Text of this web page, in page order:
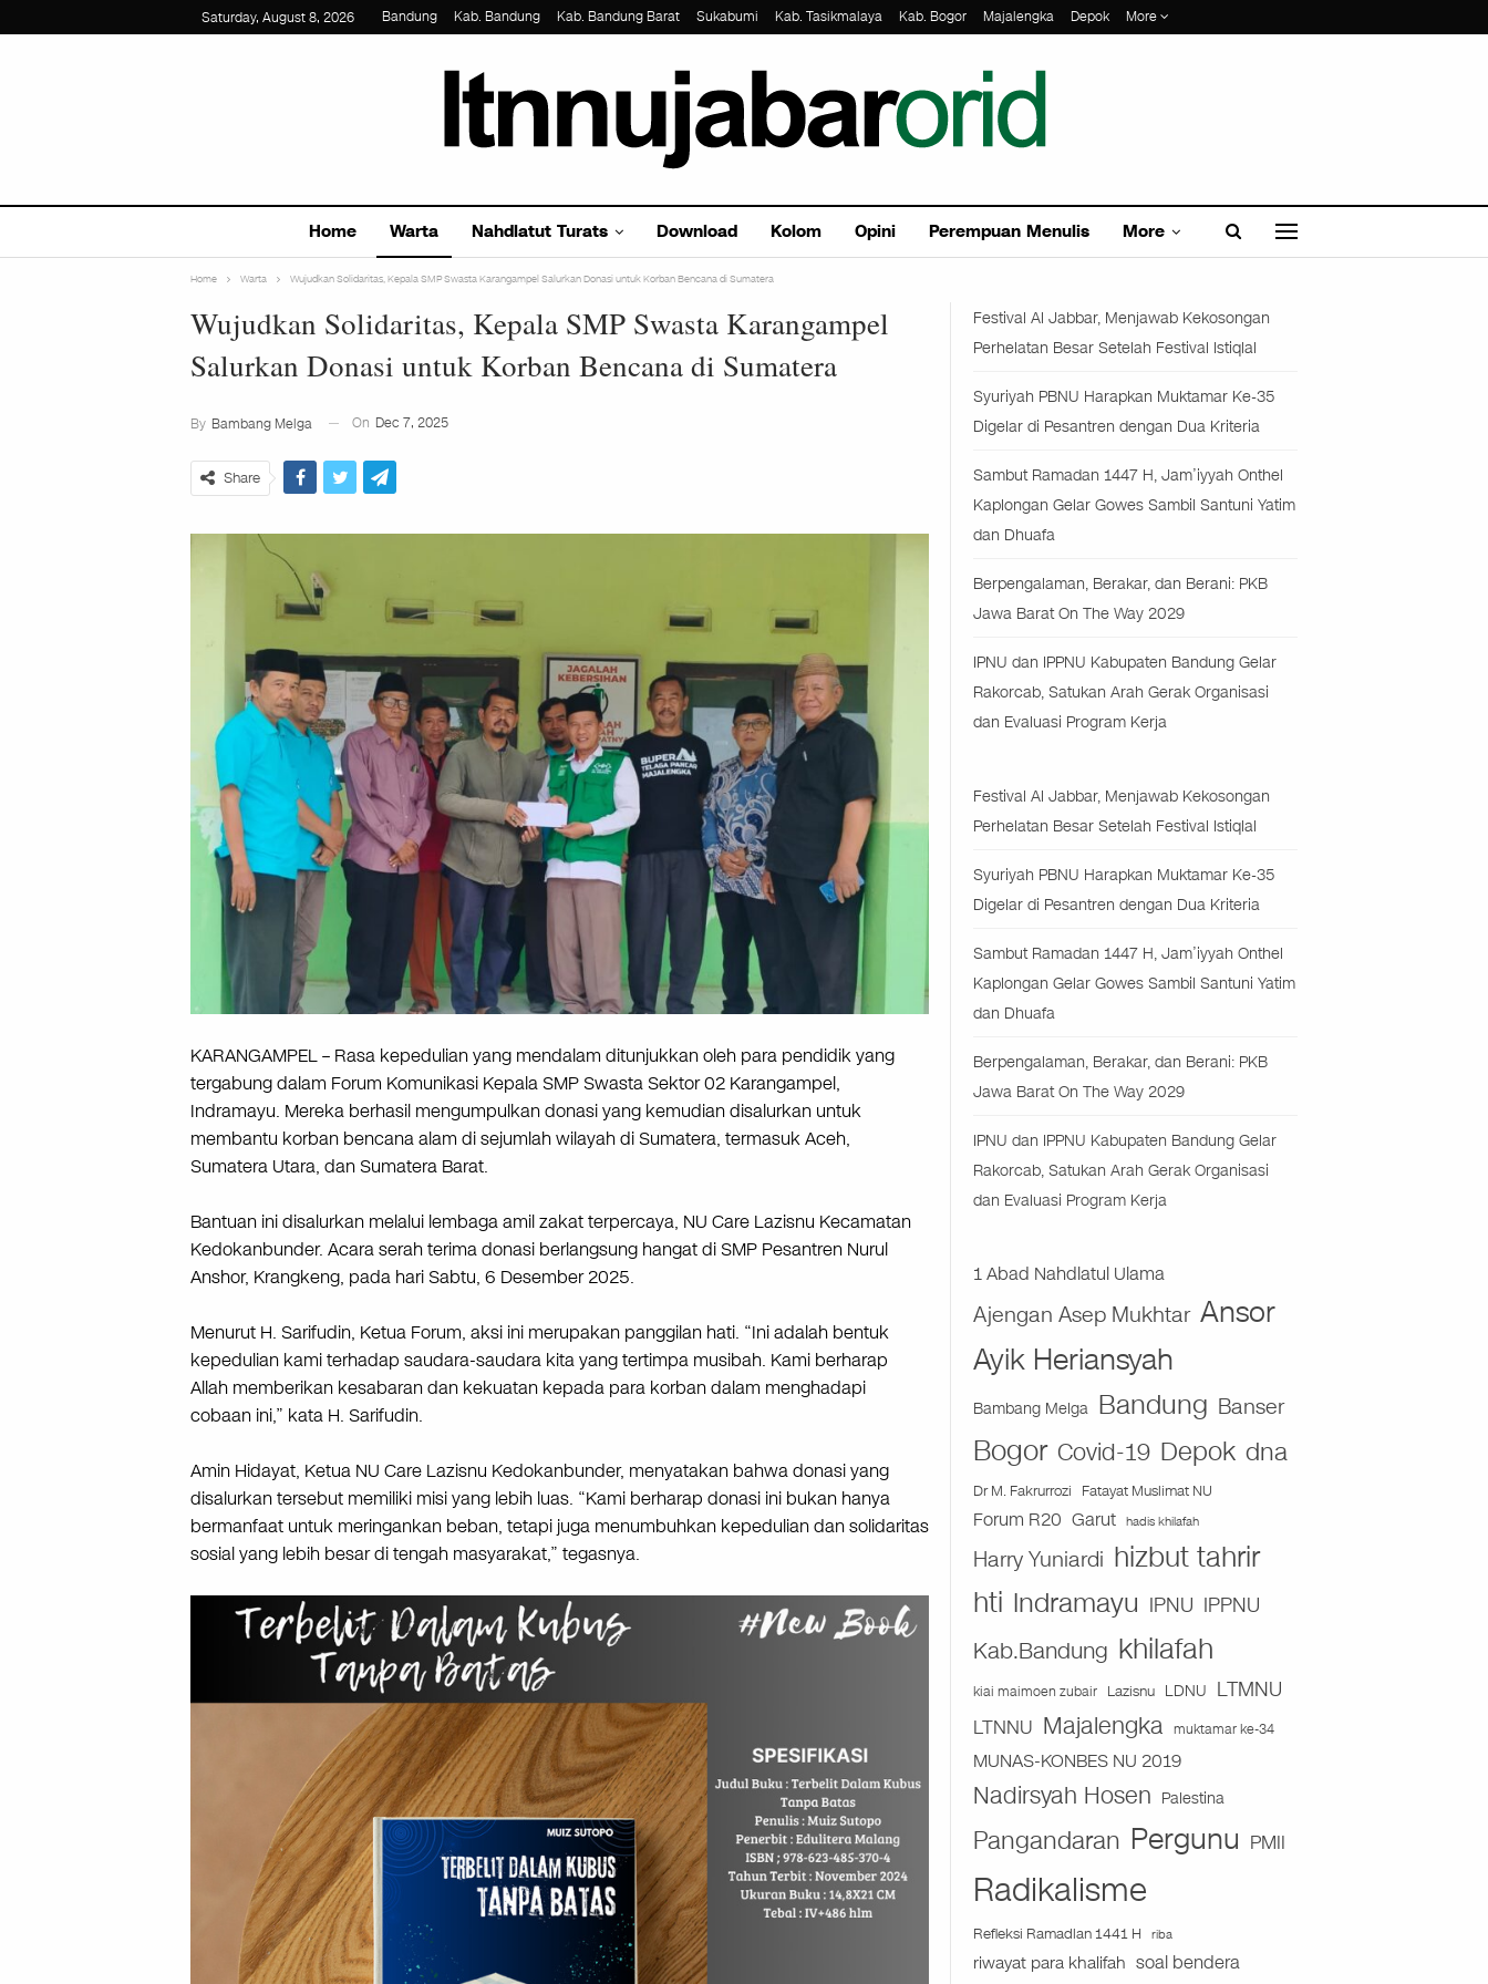
Saturday, August 8, 2026 Bandung Kab. Bandung Kab. Bandung Barat Sukabumi Kab. Tasikmalaya Kab. Bogor Majalengka Depok More
Home Warta Nahdlatut Turats Download Kolom Opini Perempuan Menulis More
Home Warta Wujudkan Solidaritas, Kepala SMP Swasta Karangampel Salurkan Donasi untuk Korban Bencana di Sumatera
Wujudkan Solidaritas, Kepala SMP Swasta Karangampel
Salurkan Donasi untuk Korban Bencana di Sumatera
By Bambang Melga On Dec 7, 2025
Share
KARANGAMPEL – Rasa kepedulian yang mendalam ditunjukkan oleh para pendidik yang
tergabung dalam Forum Komunikasi Kepala SMP Swasta Sektor 02 Karangampel,
Indramayu. Mereka berhasil mengumpulkan donasi yang kemudian disalurkan untuk
membantu korban bencana alam di sejumlah wilayah di Sumatera, termasuk Aceh,
Sumatera Utara, dan Sumatera Barat.
Bantuan ini disalurkan melalui lembaga amil zakat terpercaya, NU Care Lazisnu Kecamatan
Kedokanbunder. Acara serah terima donasi berlangsung hangat di SMP Pesantren Nurul
Anshor, Krangkeng, pada hari Sabtu, 6 Desember 2025.
Menurut H. Sarifudin, Ketua Forum, aksi ini merupakan panggilan hati. “Ini adalah bentuk
kepedulian kami terhadap saudara-saudara kita yang tertimpa musibah. Kami berharap
Allah memberikan kesabaran dan kekuatan kepada para korban dalam menghadapi
cobaan ini,” kata H. Sarifudin.
Amin Hidayat, Ketua NU Care Lazisnu Kedokanbunder, menyatakan bahwa donasi yang
disalurkan tersebut memiliki misi yang lebih luas. “Kami berharap donasi ini bukan hanya
bermanfaat untuk meringankan beban, tetapi juga menumbuhkan kepedulian dan solidaritas
sosial yang lebih besar di tengah masyarakat,” tegasnya.
Festival Al Jabbar, Menjawab Kekosongan
Perhelatan Besar Setelah Festival Istiqlal
Syuriyah PBNU Harapkan Muktamar Ke-35
Digelar di Pesantren dengan Dua Kriteria
Sambut Ramadan 1447 H, Jam’iyyah Onthel
Kaplongan Gelar Gowes Sambil Santuni Yatim
dan Dhuafa
Berpengalaman, Berakar, dan Berani: PKB
Jawa Barat On The Way 2029
IPNU dan IPPNU Kabupaten Bandung Gelar
Rakorcab, Satukan Arah Gerak Organisasi
dan Evaluasi Program Kerja
Festival Al Jabbar, Menjawab Kekosongan
Perhelatan Besar Setelah Festival Istiqlal
Syuriyah PBNU Harapkan Muktamar Ke-35
Digelar di Pesantren dengan Dua Kriteria
Sambut Ramadan 1447 H, Jam’iyyah Onthel
Kaplongan Gelar Gowes Sambil Santuni Yatim
dan Dhuafa
Berpengalaman, Berakar, dan Berani: PKB
Jawa Barat On The Way 2029
IPNU dan IPPNU Kabupaten Bandung Gelar
Rakorcab, Satukan Arah Gerak Organisasi
dan Evaluasi Program Kerja
1 Abad Nahdlatul Ulama
Ajengan Asep Mukhtar Ansor
Ayik Heriansyah
Bambang Melga Bandung Banser
Bogor Covid-19 Depok dna
Dr M. Fakrurrozi Fatayat Muslimat NU
Forum R20 Garut hadis khilafah
Harry Yuniardi hizbut tahrir
hti Indramayu IPNU IPPNU
Kab.Bandung khilafah
kiai maimoen zubair Lazisnu LDNU LTMNU
LTNNU Majalengka muktamar ke-34
MUNAS-KONBES NU 2019
Nadirsyah Hosen Palestina
Pangandaran Pergunu PMII
Radikalisme
Refleksi Ramadlan 1441 H riba
riwayat para khalifah soal bendera